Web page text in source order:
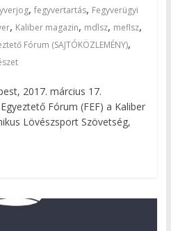
, fegyvertartás, Fegyverügyi
, Kaliber magazin, mdlsz, meflsz,
Fórum (SAJTÓKÖZLEMÉNY),
2017. március 17.
Fórum (FEF) a Kaliber
Lövészsport Szövetség,